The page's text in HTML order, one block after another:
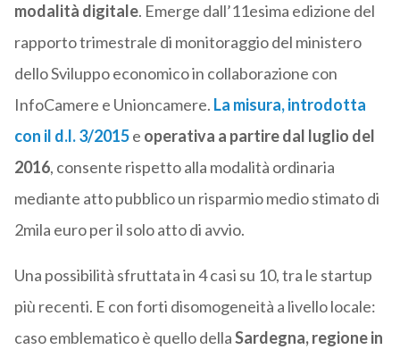
modalità digitale. Emerge dall’11esima edizione del
rapporto trimestrale di monitoraggio del ministero
dello Sviluppo economico in collaborazione con
InfoCamere e Unioncamere. La misura, introdotta
con il d.l. 3/2015e operativa a partire dal luglio del
2016, consente rispetto alla modalità ordinaria
mediante atto pubblico un risparmio medio stimato di
2mila euro per il solo atto di avvio.
Una possibilità sfruttata in 4 casi su 10, tra le startup
più recenti. E con forti disomogeneità a livello locale:
caso emblematico è quello dellaSardegna, regione in